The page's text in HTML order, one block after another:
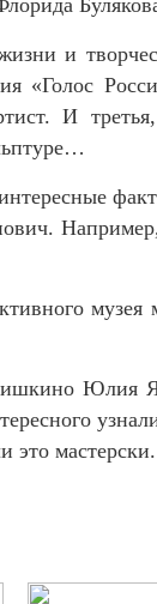
и
«Голос
И
музея
Юлия
это мастерски.